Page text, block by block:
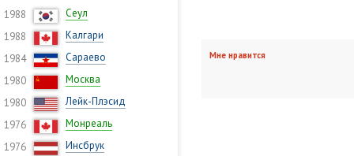
1988
Сеул
1988
Калгари
1984
Сараево
1980
Москва
1980
Лейк-Плэсид
1976
Монреаль
1976
Инсбрук
Мне нравится